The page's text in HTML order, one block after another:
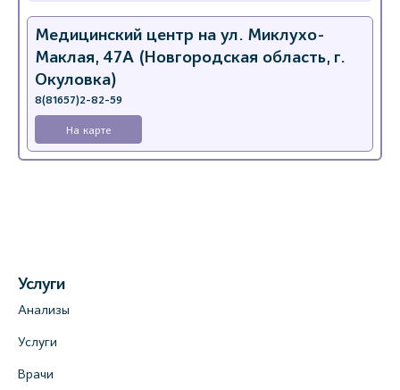
Медицинский центр на ул. Миклухо-
Маклая, 47А (Новгородская область, г.
Окуловка)
8(81657)2-82-59
На карте
Услуги
Анализы
Услуги
Врачи